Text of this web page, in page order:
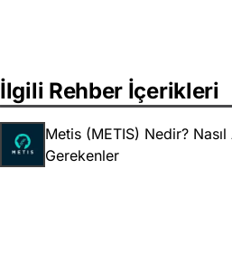
İlgili Rehber İçerikleri
Metis (METIS) Nedir?
Gerekenler